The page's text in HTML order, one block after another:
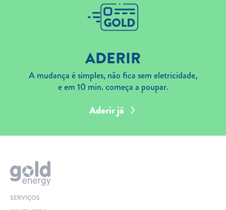
ADERIR
A mudança é simples, não fica sem eletricidade,
e em 10 min. começa a poupar.
Aderir já
SERVIÇOS